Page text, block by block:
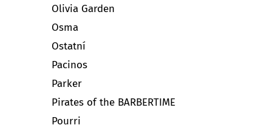
Olivia Garden
Osma
Ostatní
Pacinos
Parker
Pirates of the BARBERTIME
Pourri